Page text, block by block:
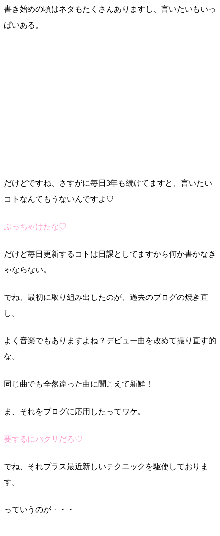
書き始めの頃はネタもたくさんありますし、言いたいもいっ
ぱいある。
だけどですね、さすがに毎日3年も続けてますと、言いたい
コトなんてもうないんですよ♡
ぶっちゃけたな♡
だけど毎日更新するコトは日課としてますから何か書かなき
ゃならない。
でね、最初に取り組み出したのが、過去のブログの焼き直
し。
よく音楽でもありますよね？デビュー曲を改めて撮り直す的
な。
同じ曲でも全然違った曲に聞こえて新鮮！
ま、それをブログに応用したってワケ。
要するにパクリだろ♡
でね、それプラス最近新しいテクニックを駆使しておりま
す。
っていうのが・・・